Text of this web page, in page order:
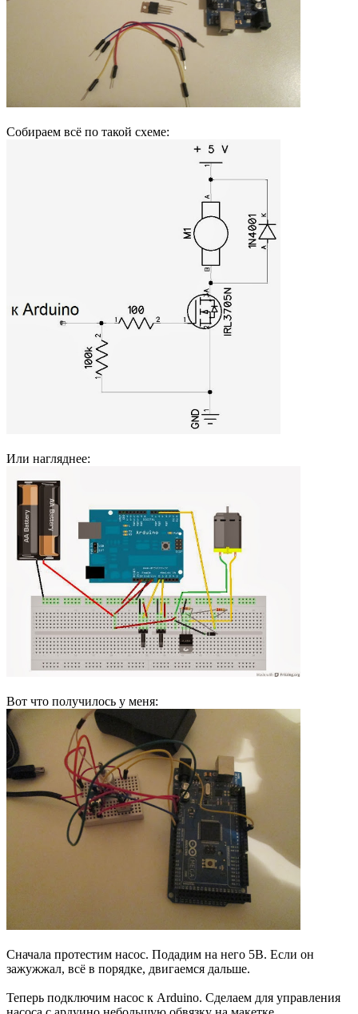
Собираем всё по такой схеме:
Или нагляднее:
Вот что получилось у меня:
Сначала протестим насос. Подадим на него 5В. Если он
зажужжал, всё в порядке, двигаемся дальше.
Теперь подключим насос к Arduino. Сделаем для управления